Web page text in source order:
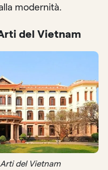
modernità.
del Vietnam
del Vietnam